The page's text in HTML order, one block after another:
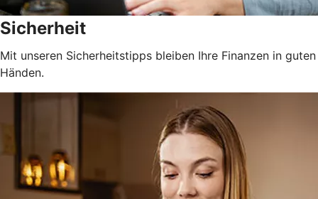
Sicherheit
Mit unseren Sicherheitstipps bleiben Ihre Finanzen in guten
Händen.